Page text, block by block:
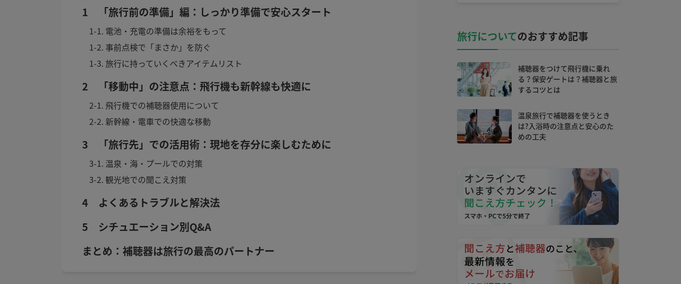
1 「旅行前の準備」編：しっかり準備で安心スタート
1-1. 電池・充電の準備は余裕をもって
1-2. 事前点検で「まさか」を防ぐ
1-3. 旅行に持っていくべきアイテムリスト
2 「移動中」の注意点：飛行機も新幹線も快適に
2-1. 飛行機での補聴器使用について
2-2. 新幹線・電車での快適な移動
3 「旅行先」での活用術：現地を存分に楽しむために
3-1. 温泉・海・プールでの対策
3-2. 観光地での聞こえ対策
4 よくあるトラブルと解決法
5 シチュエーション別Q&A
まとめ：補聴器は旅行の最高のパートナー
旅行についてのおすすめ記事
補聴器をつけて飛行機に乗れ
る？保安ゲートは？補聴器と旅
するコツとは
温泉旅行で補聴器を使うとき
は?入浴時の注意点と安心のた
めの工夫